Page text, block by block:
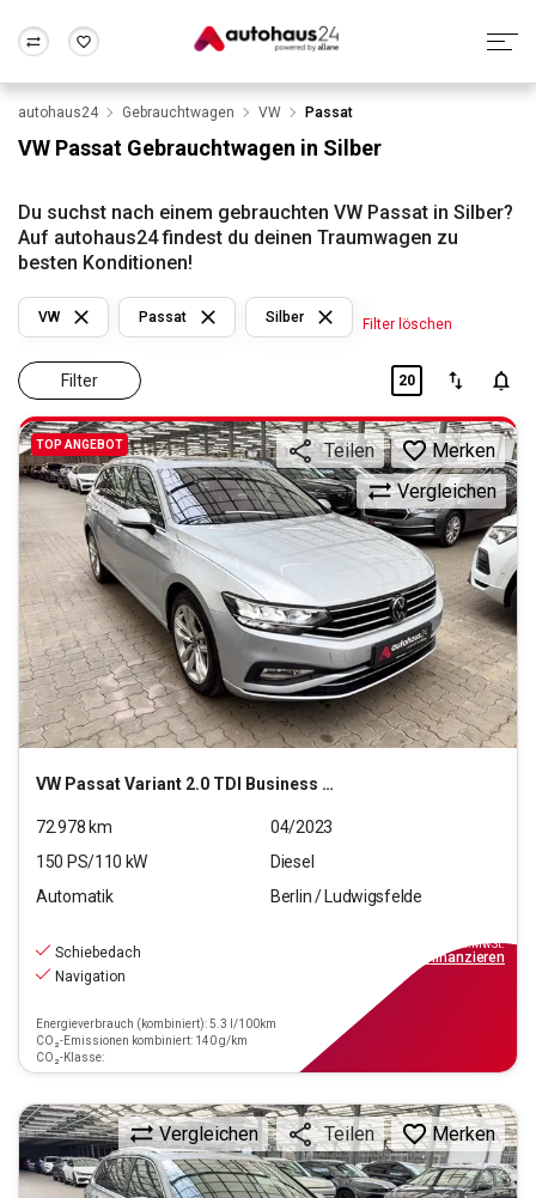
Wir bewerten dein Auto
Alle Fragen & Antworten
Rund um die Inzahlungnahme
Frankfurt Wuppertal
autohaus24 Gebrauchtwagen VW Passat
VW Passat Gebrauchtwagen in Silber
Du suchst nach einem gebrauchten VW Passat in Silber?
Auf autohaus24 findest du deinen Traumwagen zu
besten Konditionen!
Filter
VW Passat Silber Filter löschen
20
TOP ANGEBOT
VW Passat Variant 2.0 TDI Business (EURO 6d)
Vergleichen
Teilen Merken
72.978 km
04/2023
150 PS/110 kW
Diesel
Automatik
Berlin / Ludwigsfelde
Schiebedach
Navigation
Energieverbrauch (kombiniert): 5.3 l/100km
CO₂-Emissionen kombiniert: 140 g/km
CO₂-Klasse:
inkl.MwSt.
finanzieren
Vergleichen Teilen Merken